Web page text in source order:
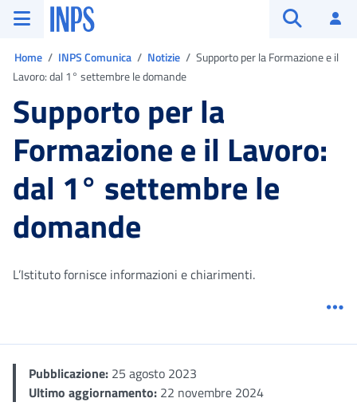
Vai al menu principale
Vai al contenuto principale
Vai al pie' di pagina
INPS ()
Home INPS Comunica Notizie
Supporto per la Formazione e il
Lavoro: dal 1° settembre le domande
Supporto per la
Formazione e il Lavoro:
dal 1° settembre le
domande
L’Istituto fornisce informazioni e chiarimenti.
Pubblicazione: 25 agosto 2023
Ultimo aggiornamento: 22 novembre 2024